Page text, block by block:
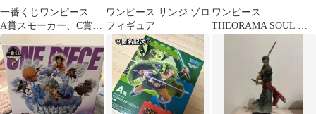
一番くじワンピース
A賞スモーカー、C賞モ
ンキー・D・ルフィ
ワンピース サンジ ゾロ
フィギュア
ワンピース
THEORAMA SOUL シ
ャンクス フィギュア